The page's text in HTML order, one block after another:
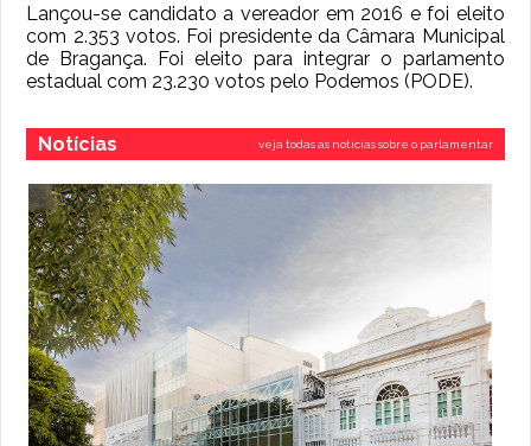
Lançou-se candidato a vereador em 2016 e foi eleito
com 2.353 votos. Foi presidente da Câmara Municipal
de Bragança. Foi eleito para integrar o parlamento
estadual com 23.230 votos pelo Podemos (PODE).
Notícias veja todas as notícias sobre o parlamentar